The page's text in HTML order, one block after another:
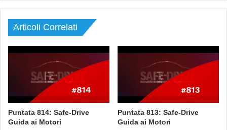
Articoli Correlati
Puntata 814: Safe-Drive
Guida ai Motori
Puntata 813: Safe-Drive
Guida ai Motori